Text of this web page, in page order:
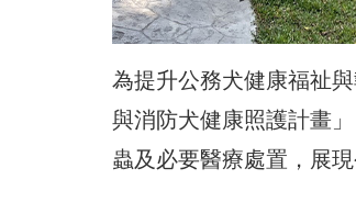
為提升公務犬健康福祉
與消防犬健康照護計畫
蟲及必要醫療處置，展